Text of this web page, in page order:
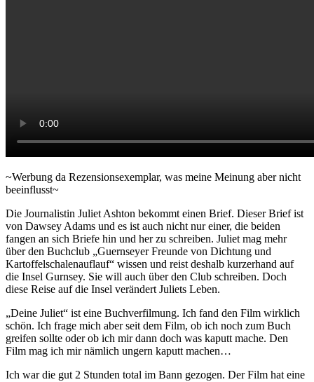
~Werbung da Rezensionsexemplar, was meine Meinung aber nicht
beeinflusst~
Die Journalistin Juliet Ashton bekommt einen Brief. Dieser Brief ist
von Dawsey Adams und es ist auch nicht nur einer, die beiden
fangen an sich Briefe hin und her zu schreiben. Juliet mag mehr
über den Buchclub „Guernseyer Freunde von Dichtung und
Kartoffelschalenauflauf“ wissen und reist deshalb kurzerhand auf
die Insel Gurnsey. Sie will auch über den Club schreiben. Doch
diese Reise auf die Insel verändert Juliets Leben.
„Deine Juliet“ ist eine Buchverfilmung. Ich fand den Film wirklich
schön. Ich frage mich aber seit dem Film, ob ich noch zum Buch
greifen sollte oder ob ich mir dann doch was kaputt mache. Den
Film mag ich mir nämlich ungern kaputt machen…
Ich war die gut 2 Stunden total im Bann gezogen. Der Film hat eine